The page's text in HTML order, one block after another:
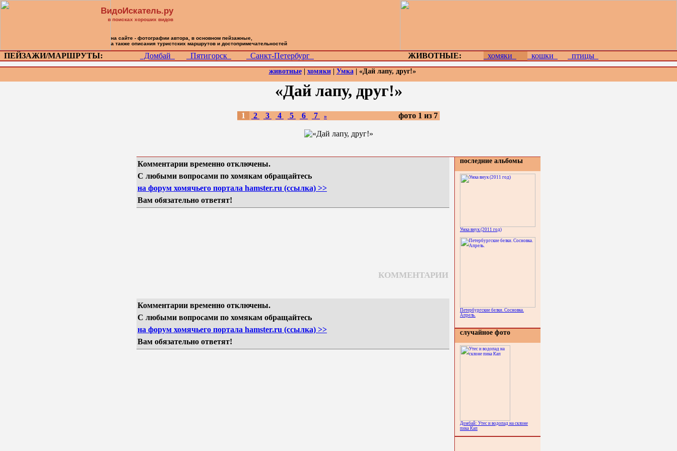
ПЕЙЗАЖИ/МАРШРУТЫ: Домбай Пятигорск Санкт-Петербург ЖИВОТНЫЕ: хомяки кошки птицы
животные| хомяки| Умка| «Дай лапу, друг!»
«Дай лапу, друг!»
1 2 3 4 5 6 7 » фото 1 из 7
Комментарии временно отключены.
С любыми вопросами по хомякам обращайтесь
на форум хомячьего портала hamster.ru (ссылка) >>
Вам обязательно ответят!
КОММЕНТАРИИ
Комментарии временно отключены.
С любыми вопросами по хомякам обращайтесь
на форум хомячьего портала hamster.ru (ссылка) >>
Вам обязательно ответят!
последние альбомы
Умка внук (2011 год)
Петербургские белки. Сосновка.
Апрель.
случайное фото
Домбай: Утес и водопад на склоне
пика Кап
ВидоИскатель.ру
в поисках хороших видов
на сайте - фотографии автора, в основном пейзажные,
а также описания туристских маршрутов и достопримечательностей